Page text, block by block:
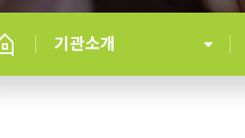
기관소개